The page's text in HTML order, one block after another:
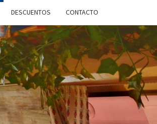
DESCUENTOS CONTACTO